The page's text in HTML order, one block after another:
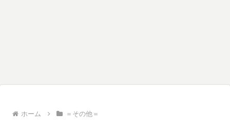
ホーム ＝その他＝